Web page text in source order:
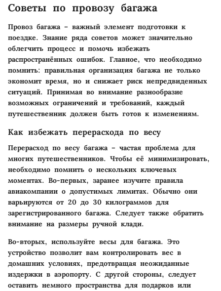
Советы по провозу багажа
Провоз багажа – важный элемент подготовки к
поездке. Знание ряда советов может значительно
облегчить процесс и помочь избежать
распространённых ошибок. Главное, что необходимо
помнить: правильная организация багажа не только
экономит время, но и снижает риск непредвиденных
ситуаций. Принимая во внимание разнообразие
возможных ограничений и требований, каждый
путешественник должен быть готов к изменениям.
Как избежать перерасхода по весу
Перерасход по весу багажа – частая проблема для
многих путешественников. Чтобы её минимизировать,
необходимо помнить о нескольких ключевых
моментах. Во-первых, заранее изучите правила
авиакомпании о допустимых лимитах. Обычно они
варьируются от 20 до 30 килограммов для
зарегистрированного багажа. Следует также обратить
внимание на размеры ручной клади.
Во-вторых, используйте весы для багажа. Это
устройство позволит вам контролировать вес в
домашних условиях, предотвращая неожиданные
издержки в аэропорту. С другой стороны, следует
оставить немного пространства для подарков или